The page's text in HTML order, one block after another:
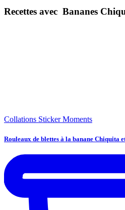
Recettes avec Bananes
Collations Sticker Moments
Rouleaux de blettes à la banane Chiquita